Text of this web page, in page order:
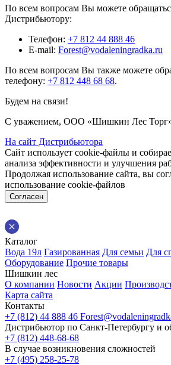
По всем вопросам Вы можете
Дистрибьютору:
Телефон: +7 812 44 888 46
E-mail: Forest@vodaleningradka.ru
По всем вопросам Вы также можете
телефону: +7 812 448 68 68.
Будем на связи!
С уважением, ООО «Шишкин Лес
На сайт Дистрибьютора
Сайт использует cookie-файлы и
анализа эффективности и улучшения
Продолжая использование сайта, вы
использование cookie-файлов
Согласен
Каталог
Вода 19л Газированная Для семьи Для
Оборудование Прочие товары
Шишкин лес
О компании Новости Акции
Карта сайта
Контакты
+7 (812) 44 888 46
Дистрибьютор по Санкт-Петербургу и
+7 (812) 448-68-68
В случае возникновения сложностей
+7 (495) 258-25-78